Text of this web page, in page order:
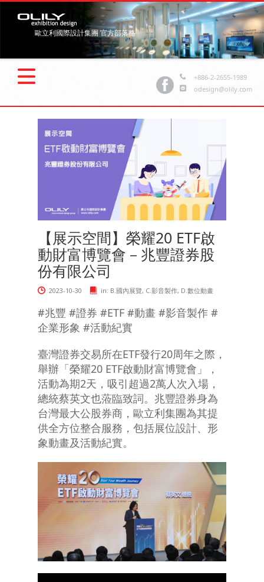
歐立利國際設計集團 官方部落格
+886-2-2655-1989
odesign@olily.com
【展示空間】榮耀20 ETF啟
動財富博覽會－兆豐證券股
份有限公司
2023-10-30 in: B.國內展覽, C.影音製作, D.數位動畫
#兆豐 #證券 #ETF #動畫 #影音製作 #
企業形象 #活動紀實
臺灣證券交易所在ETF發行20周年之際，
舉辦「榮耀20 ETF啟動財富博覽會」，
活動為期2天，吸引超過2萬人次入場，
總統蔡英文也蒞臨致詞。兆豐證券身為
台灣最大公股券商，歐立利集團為其提
供全方位整合服務，包括展位設計、形
象動畫及活動紀實。